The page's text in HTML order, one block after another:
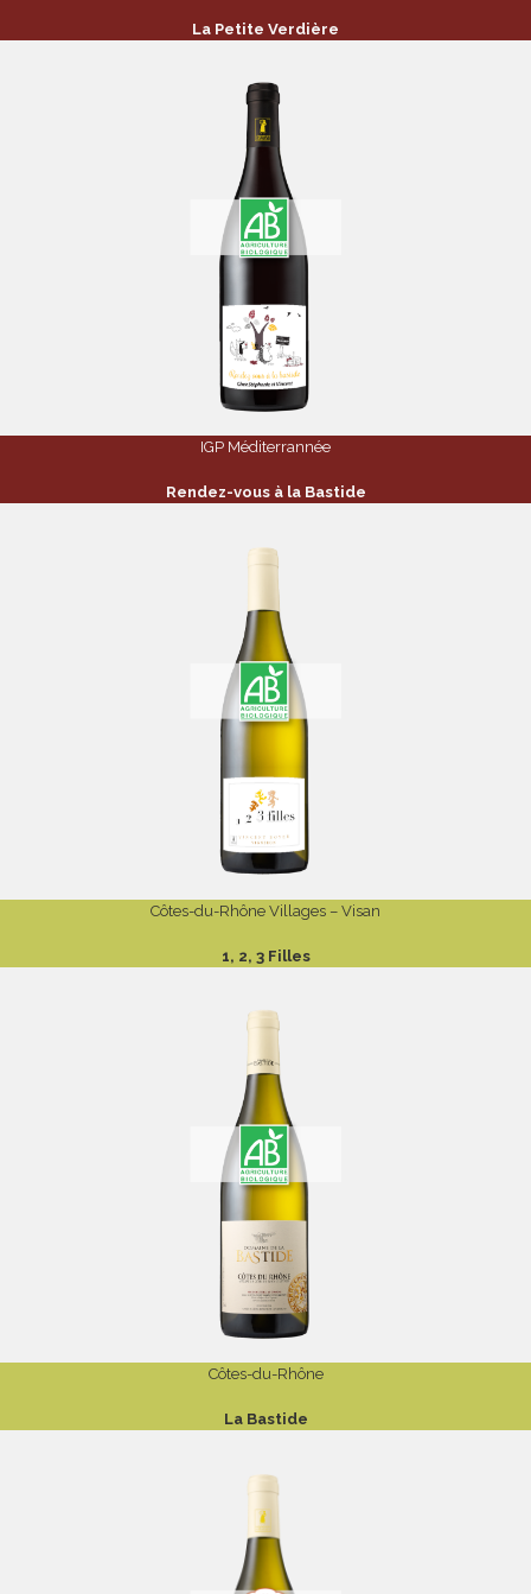
La Petite Verdière
IGP Méditerrannée
Rendez-vous à la Bastide
Côtes-du-Rhône Villages – Visan
1, 2, 3 Filles
Côtes-du-Rhône
La Bastide